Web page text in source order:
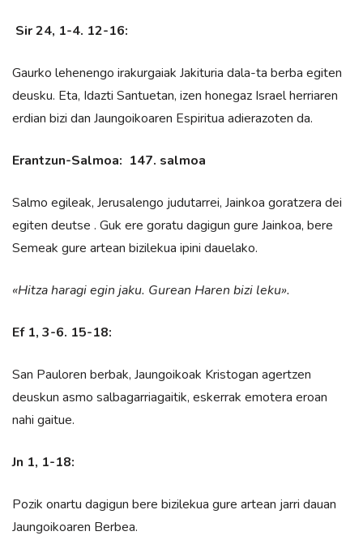
Sir 24, 1-4. 12-16:
Gaurko lehenengo irakurgaiak Jakituria dala-ta berba egiten
deusku. Eta, Idazti Santuetan, izen honegaz Israel herriaren
erdian bizi dan Jaungoikoaren Espiritua adierazoten da.
Erantzun-Salmoa: 147. salmoa
Salmo egileak, Jerusalengo judutarrei, Jainkoa goratzera dei
egiten deutse . Guk ere goratu dagigun gure Jainkoa, bere
Semeak gure artean bizilekua ipini dauelako.
«Hitza haragi egin jaku. Gurean Haren bizi leku».
Ef 1, 3-6. 15-18:
San Pauloren berbak, Jaungoikoak Kristogan agertzen
deuskun asmo salbagarriagaitik, eskerrak emotera eroan
nahi gaitue.
Jn 1, 1-18:
Pozik onartu dagigun bere bizilekua gure artean jarri dauan
Jaungoikoaren Berbea.